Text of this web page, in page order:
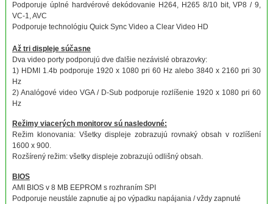
Podporuje úplné hardvérové ​​dekódovanie H264, H265 8/10 bit, VP8 / 9,
VC-1, AVC
Podporuje technológiu Quick Sync Video a Clear Video HD
Až tri displeje súčasne
Dva video porty podporujú dve ďalšie nezávislé obrazovky:
1) HDMI 1.4b podporuje 1920 x 1080 pri 60 Hz alebo 3840 x 2160 pri 30
Hz
2) Analógové video VGA / D-Sub podporuje rozlíšenie 1920 x 1080 pri 60
Hz
Režimy viacerých monitorov sú nasledovné:
Režim klonovania: Všetky displeje zobrazujú rovnaký obsah v rozlíšení
1600 x 900.
Rozšírený režim: všetky displeje zobrazujú odlišný obsah.
BIOS
AMI BIOS v 8 MB EEPROM s rozhraním SPI
Podporuje neustále zapnutie aj po výpadku napájania / vždy zapnuté